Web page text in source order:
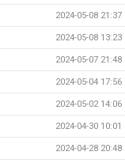
2024-05-08 21:37
2024-05-08 13:23
2024-05-07 21:48
2024-05-04 17:56
2024-05-02 14:06
2024-04-30 10:01
2024-04-28 20:48